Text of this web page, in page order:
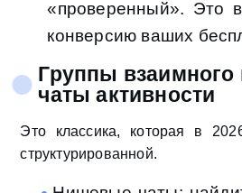
«проверенный». Это
конверсию ваших
Группы
чаты активности
Это классика, которая в
структурированной.